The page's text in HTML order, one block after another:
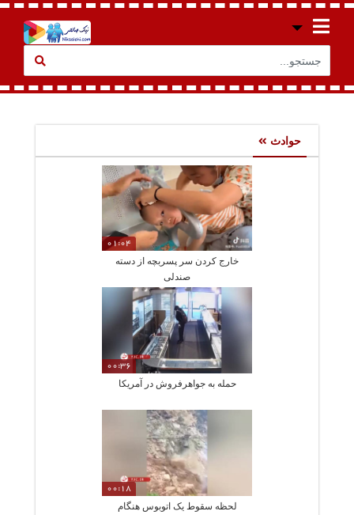
حوادث
01:04
خارج کردن سر پسربچه از دسته
صندلی
00:36
حمله به جواهرفروش در آمریکا
00:18
لحظه سقوط یک اتوبوس هنگام